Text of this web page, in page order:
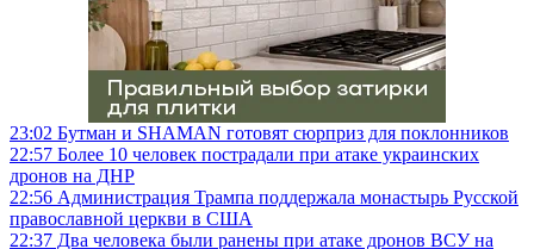
23:02 Бутман и SHAMAN готовят сюрприз для поклонников
22:57 Более 10 человек пострадали при атаке украинских
дронов на ДНР
22:56 Администрация Трампа поддержала монастырь Русской
православной церкви в США
22:37 Два человека были ранены при атаке дронов ВСУ на